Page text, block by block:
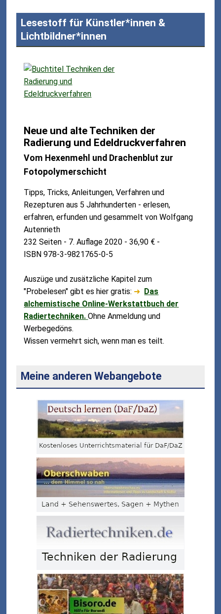
Lesestoff für Künstler*innen &
Lichtbildner*innen
Neue und alte Techniken der
Radierung und Edeldruckverfahren
Vom Hexenmehl und Drachenblut zur
Fotopolymerschicht
Tipps, Tricks, Anleitungen, Verfahren und
Rezepturen aus 5 Jahrhunderten - erlesen,
erfahren, erfunden und gesammelt von Wolfgang
Autenrieth
232 Seiten - 7. Auflage 2020 - 36,90 € -
ISBN 978-3-9821765-0-5
Auszüge und zusätzliche Kapitel zum
"Probelesen" gibt es hier gratis: ➜ Das
alchemistische Online-Werkstattbuch der
Radiertechniken. Ohne Anmeldung und
Werbegedöns.
Wissen vermehrt sich, wenn man es teilt.
Meine anderen Webangebote